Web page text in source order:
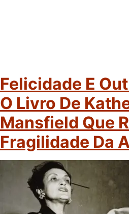
Felicidade E
O Livro De
Mansfield Que
Fragilidade Da